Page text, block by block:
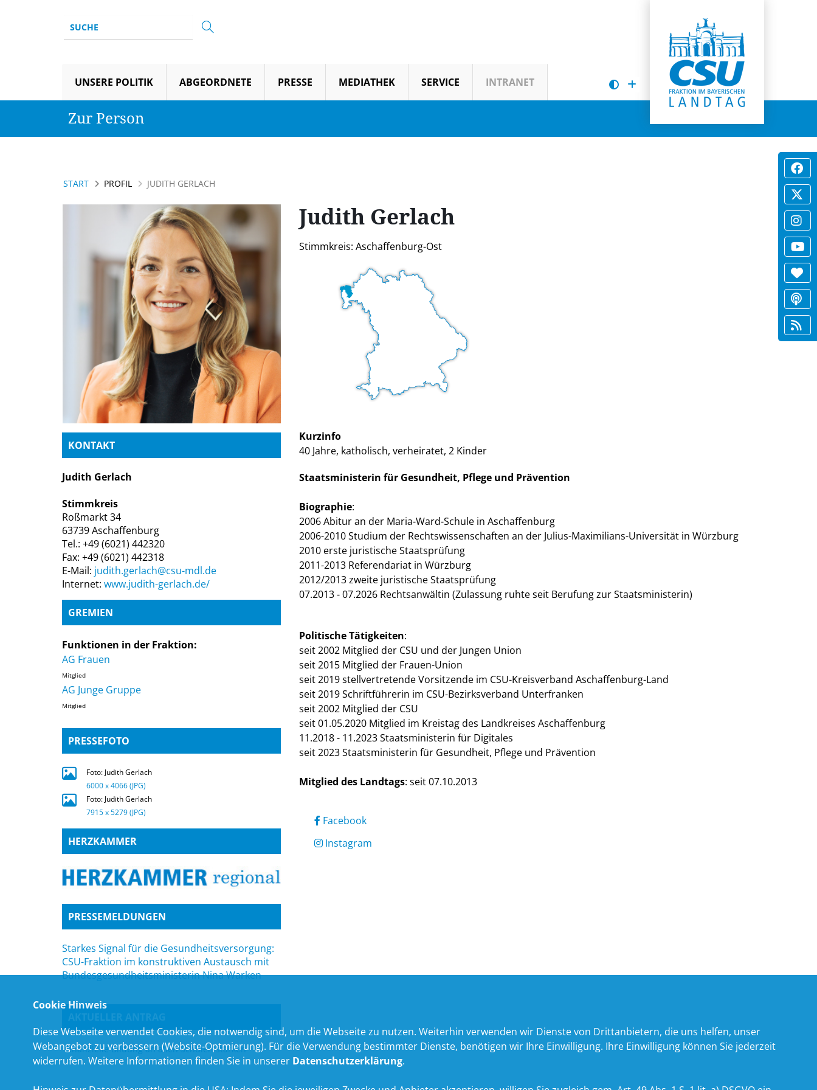
UNSERE POLITIK ABGEORDNETE PRESSE MEDIATHEK SERVICE INTRANET
Zur Person
START PROFIL JUDITH GERLACH
KONTAKT
Judith Gerlach
Stimmkreis
Roßmarkt 34
63739 Aschaffenburg
Tel.: +49 (6021) 442320
Fax: +49 (6021) 442318
E-Mail: judith.gerlach@csu-mdl.de
Internet: www.judith-gerlach.de/
GREMIEN
Funktionen in der Fraktion:
AG Frauen
Mitglied
AG Junge Gruppe
Mitglied
PRESSEFOTO
Foto: Judith Gerlach
6000 x 4066 (JPG)
Foto: Judith Gerlach
7915 x 5279 (JPG)
HERZKAMMER
PRESSEMELDUNGEN
Starkes Signal für die Gesundheitsversorgung:
CSU-Fraktion im konstruktiven Austausch mit
Bundesgesundheitsministerin Nina Warken
AKTUELLER ANTRAG
Finanzielle Bildung an allen Schulen stärken
Judith Gerlach
Stimmkreis: Aschaffenburg-Ost
Kurzinfo
40 Jahre, katholisch, verheiratet, 2 Kinder
Staatsministerin für Gesundheit, Pflege und Prävention
Biographie:
2006 Abitur an der Maria-Ward-Schule in Aschaffenburg
2006-2010 Studium der Rechtswissenschaften an der Julius-Maximilians-Universität in Würzburg
2010 erste juristische Staatsprüfung
2011-2013 Referendariat in Würzburg
2012/2013 zweite juristische Staatsprüfung
07.2013 - 07.2026 Rechtsanwältin (Zulassung ruhte seit Berufung zur Staatsministerin)
Politische Tätigkeiten:
seit 2002 Mitglied der CSU und der Jungen Union
seit 2015 Mitglied der Frauen-Union
seit 2019 stellvertretende Vorsitzende im CSU-Kreisverband Aschaffenburg-Land
seit 2019 Schriftführerin im CSU-Bezirksverband Unterfranken
seit 2002 Mitglied der CSU
seit 01.05.2020 Mitglied im Kreistag des Landkreises Aschaffenburg
11.2018 - 11.2023 Staatsministerin für Digitales
seit 2023 Staatsministerin für Gesundheit, Pflege und Prävention
Mitglied des Landtags: seit 07.10.2013
Facebook
Instagram
Cookie Hinweis
Diese Webseite verwendet Cookies, die notwendig sind, um die Webseite zu nutzen. Weiterhin verwenden wir Dienste von Drittanbietern, die uns helfen, unser
Webangebot zu verbessern (Website-Optmierung). Für die Verwendung bestimmter Dienste, benötigen wir Ihre Einwilligung. Ihre Einwilligung können Sie jederzeit
widerrufen. Weitere Informationen finden Sie in unserer Datenschutzerklärung.